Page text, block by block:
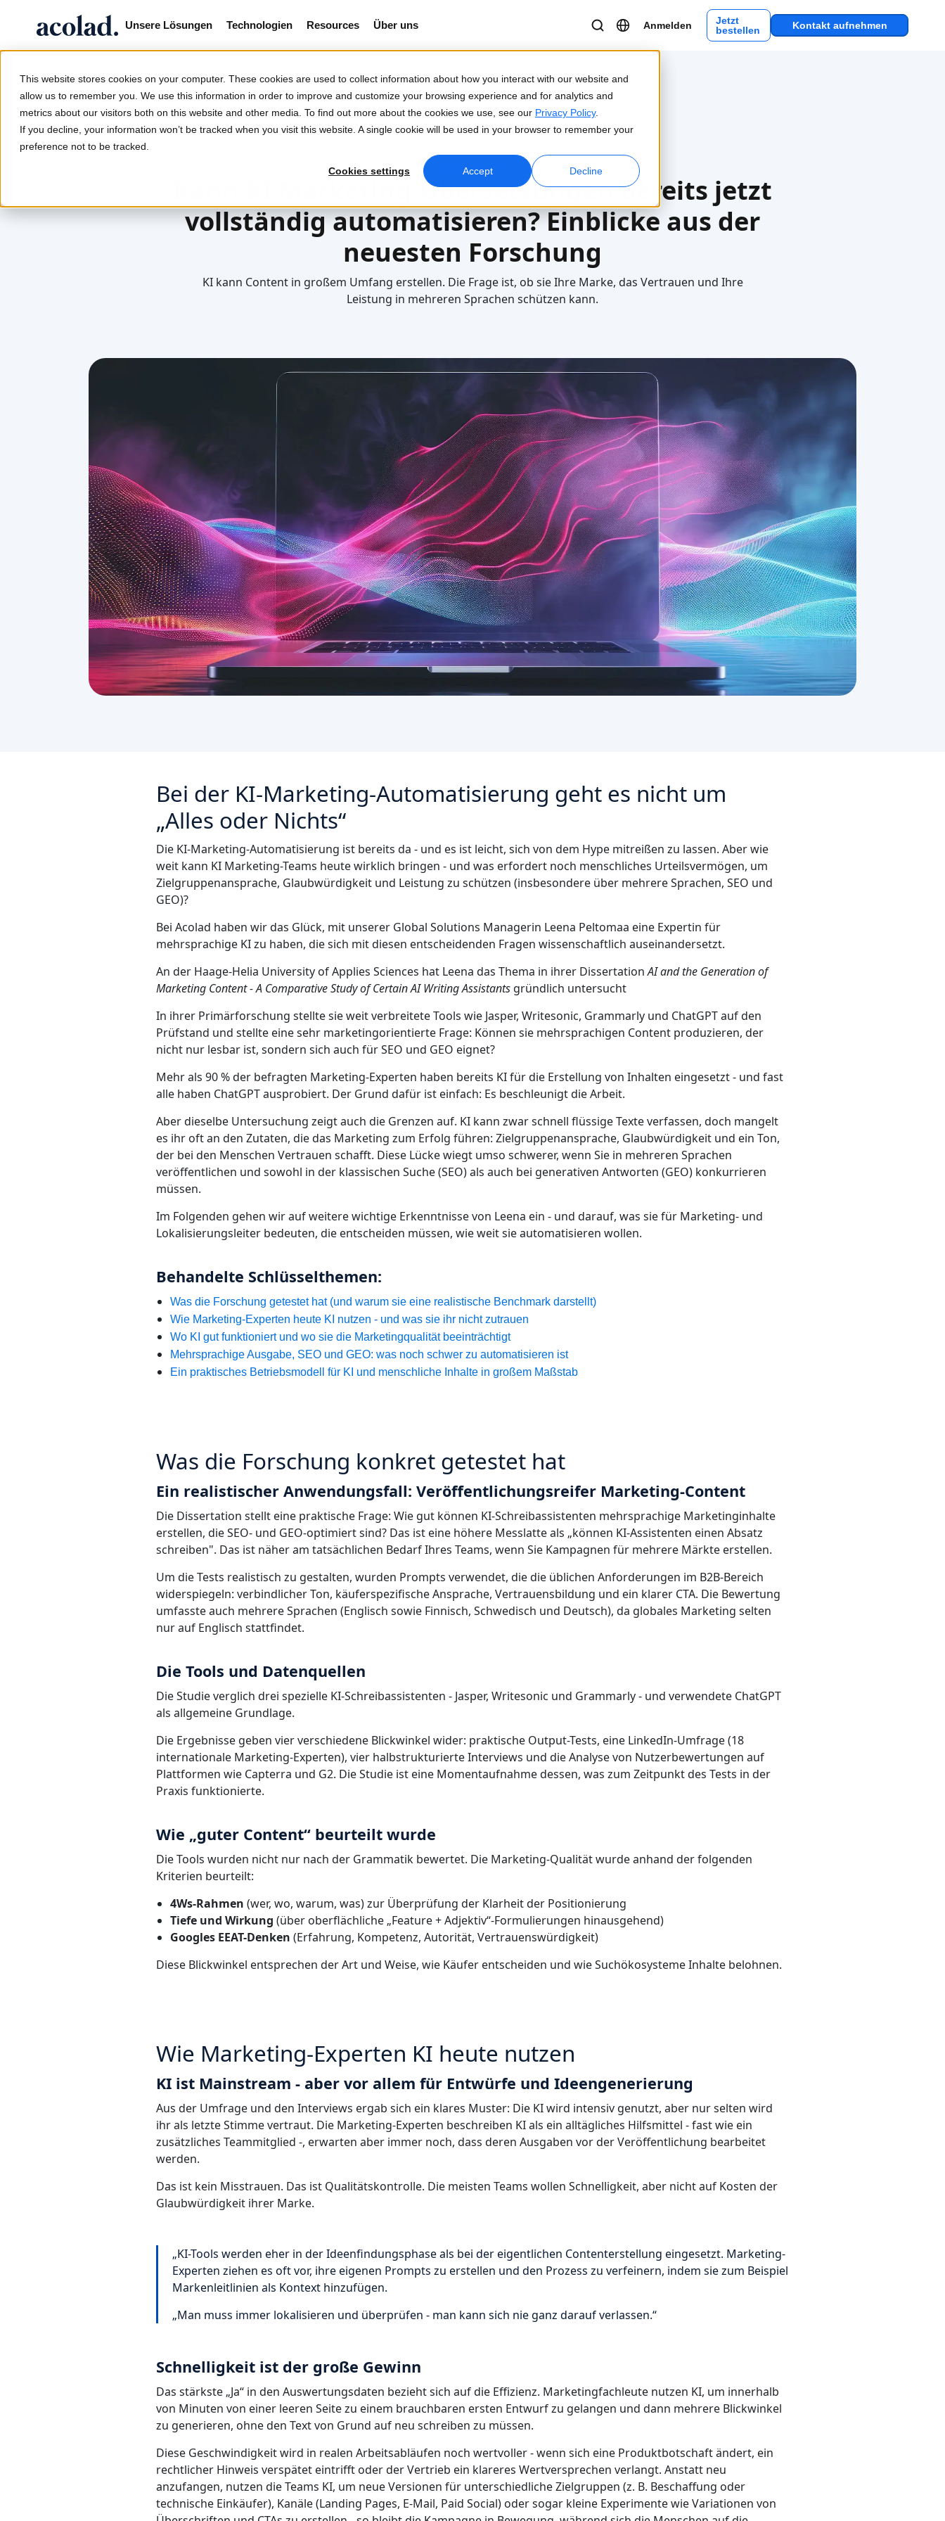
This website stores cookies on your computer. These cookies are used to collect information about how you interact with our website and
allow us to remember you. We use this information in order to improve and customize your browsing experience and for analytics and
metrics about our visitors both on this website and other media. To find out more about the cookies we use, see our Privacy Policy.
If you decline, your information won’t be tracked when you visit this website. A single cookie will be used in your browser to remember your
preference not to be tracked.
Cookies settings Accept Decline
Unsere Lösungen Technologien Resources Über uns Anmelden
Jetzt
bestellen
Kontakt aufnehmen
Home / Leistungen / Marketing / Kann KI das Marketing automatisieren?
2026-02-17
Kann KI Marketing-Übersetzungen bereits jetzt
vollständig automatisieren? Einblicke aus der
neuesten Forschung
KI kann Content in großem Umfang erstellen. Die Frage ist, ob sie Ihre Marke, das Vertrauen und Ihre
Leistung in mehreren Sprachen schützen kann.
Bei der KI-Marketing-Automatisierung geht es nicht um
„Alles oder Nichts“
Die KI-Marketing-Automatisierung ist bereits da - und es ist leicht, sich von dem Hype mitreißen zu lassen. Aber wie
weit kann KI Marketing-Teams heute wirklich bringen - und was erfordert noch menschliches Urteilsvermögen, um
Zielgruppenansprache, Glaubwürdigkeit und Leistung zu schützen (insbesondere über mehrere Sprachen, SEO und
GEO)?
Bei Acolad haben wir das Glück, mit unserer Global Solutions Managerin Leena Peltomaa eine Expertin für
mehrsprachige KI zu haben, die sich mit diesen entscheidenden Fragen wissenschaftlich auseinandersetzt.
An der Haage-Helia University of Applies Sciences hat Leena das Thema in ihrer DissertationAI and the Generation of
Marketing Content - A Comparative Study of Certain AI Writing Assistants gründlich untersucht
In ihrer Primärforschung stellte sie weit verbreitete Tools wie Jasper, Writesonic, Grammarly und ChatGPT auf den
Prüfstand und stellte eine sehr marketingorientierte Frage: Können sie mehrsprachigen Content produzieren, der
nicht nur lesbar ist, sondern sich auch für SEO und GEO eignet?
Mehr als 90 % der befragten Marketing-Experten haben bereits KI für die Erstellung von Inhalten eingesetzt - und fast
alle haben ChatGPT ausprobiert. Der Grund dafür ist einfach: Es beschleunigt die Arbeit.
Aber dieselbe Untersuchung zeigt auch die Grenzen auf. KI kann zwar schnell flüssige Texte verfassen, doch mangelt
es ihr oft an den Zutaten, die das Marketing zum Erfolg führen: Zielgruppenansprache, Glaubwürdigkeit und ein Ton,
der bei den Menschen Vertrauen schafft. Diese Lücke wiegt umso schwerer, wenn Sie in mehreren Sprachen
veröffentlichen und sowohl in der klassischen Suche (SEO) als auch bei generativen Antworten (GEO) konkurrieren
müssen.
Im Folgenden gehen wir auf weitere wichtige Erkenntnisse von Leena ein - und darauf, was sie für Marketing- und
Lokalisierungsleiter bedeuten, die entscheiden müssen, wie weit sie automatisieren wollen.
Behandelte Schlüsselthemen:
Was die Forschung getestet hat (und warum sie eine realistische Benchmark darstellt)
Wie Marketing-Experten heute KI nutzen - und was sie ihr nicht zutrauen
Wo KI gut funktioniert und wo sie die Marketingqualität beeinträchtigt
Mehrsprachige Ausgabe, SEO und GEO: was noch schwer zu automatisieren ist
Ein praktisches Betriebsmodell für KI und menschliche Inhalte in großem Maßstab
Was die Forschung konkret getestet hat
Ein realistischer Anwendungsfall: Veröffentlichungsreifer Marketing-Content
Die Dissertation stellt eine praktische Frage: Wie gut können KI-Schreibassistenten mehrsprachige Marketinginhalte
erstellen, die SEO- und GEO-optimiert sind? Das ist eine höhere Messlatte als „können KI-Assistenten einen Absatz
schreiben". Das ist näher am tatsächlichen Bedarf Ihres Teams, wenn Sie Kampagnen für mehrere Märkte erstellen.
Um die Tests realistisch zu gestalten, wurden Prompts verwendet, die die üblichen Anforderungen im B2B-Bereich
widerspiegeln: verbindlicher Ton, käuferspezifische Ansprache, Vertrauensbildung und ein klarer CTA. Die Bewertung
umfasste auch mehrere Sprachen (Englisch sowie Finnisch, Schwedisch und Deutsch), da globales Marketing selten
nur auf Englisch stattfindet.
Die Tools und Datenquellen
Die Studie verglich drei spezielle KI-Schreibassistenten - Jasper, Writesonic und Grammarly - und verwendete ChatGPT
als allgemeine Grundlage.
Die Ergebnisse geben vier verschiedene Blickwinkel wider: praktische Output-Tests, eine LinkedIn-Umfrage (18
internationale Marketing-Experten), vier halbstrukturierte Interviews und die Analyse von Nutzerbewertungen auf
Plattformen wie Capterra und G2. Die Studie ist eine Momentaufnahme dessen, was zum Zeitpunkt des Tests in der
Praxis funktionierte.
Wie „guter Content“ beurteilt wurde
Die Tools wurden nicht nur nach der Grammatik bewertet. Die Marketing-Qualität wurde anhand der folgenden
Kriterien beurteilt:
4Ws-Rahmen (wer, wo, warum, was) zur Überprüfung der Klarheit der Positionierung
Tiefe und Wirkung (über oberflächliche „Feature + Adjektiv“-Formulierungen hinausgehend)
Googles EEAT-Denken (Erfahrung, Kompetenz, Autorität, Vertrauenswürdigkeit)
Diese Blickwinkel entsprechen der Art und Weise, wie Käufer entscheiden und wie Suchökosysteme Inhalte belohnen.
Wie Marketing-Experten KI heute nutzen
KI ist Mainstream - aber vor allem für Entwürfe und Ideengenerierung
Aus der Umfrage und den Interviews ergab sich ein klares Muster: Die KI wird intensiv genutzt, aber nur selten wird
ihr als letzte Stimme vertraut. Die Marketing-Experten beschreiben KI als ein alltägliches Hilfsmittel - fast wie ein
zusätzliches Teammitglied -, erwarten aber immer noch, dass deren Ausgaben vor der Veröffentlichung bearbeitet
werden.
Das ist kein Misstrauen. Das ist Qualitätskontrolle. Die meisten Teams wollen Schnelligkeit, aber nicht auf Kosten der
Glaubwürdigkeit ihrer Marke.
„KI-Tools werden eher in der Ideenfindungsphase als bei der eigentlichen Contenterstellung eingesetzt. Marketing-
Experten ziehen es oft vor, ihre eigenen Prompts zu erstellen und den Prozess zu verfeinern, indem sie zum Beispiel
Markenleitlinien als Kontext hinzufügen.
„Man muss immer lokalisieren und überprüfen - man kann sich nie ganz darauf verlassen.“
Schnelligkeit ist der große Gewinn
Das stärkste „Ja“ in den Auswertungsdaten bezieht sich auf die Effizienz. Marketingfachleute nutzen KI, um innerhalb
von Minuten von einer leeren Seite zu einem brauchbaren ersten Entwurf zu gelangen und dann mehrere Blickwinkel
zu generieren, ohne den Text von Grund auf neu schreiben zu müssen.
Diese Geschwindigkeit wird in realen Arbeitsabläufen noch wertvoller - wenn sich eine Produktbotschaft ändert, ein
rechtlicher Hinweis verspätet eintrifft oder der Vertrieb ein klareres Wertversprechen verlangt. Anstatt neu
anzufangen, nutzen die Teams KI, um neue Versionen für unterschiedliche Zielgruppen (z. B. Beschaffung oder
technische Einkäufer), Kanäle (Landing Pages, E-Mail, Paid Social) oder sogar kleine Experimente wie Variationen von